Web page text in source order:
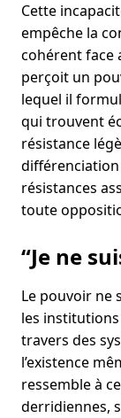
Cette
empêche la
cohérent face
perçoit un
lequel il
qui trouvent
résistance
résistances
toute
“Je ne
Le pouvoir ne
les
travers des
l’existence
ressemble à
derridiennes,